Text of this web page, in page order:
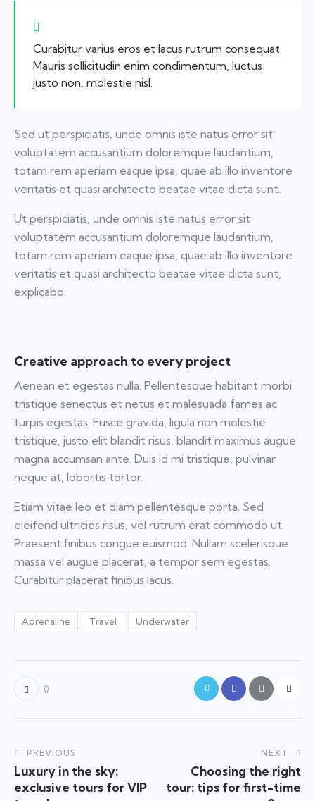
Curabitur varius eros et lacus rutrum consequat.
Mauris sollicitudin enim condimentum, luctus
justo non, molestie nisl.
Sed ut perspiciatis, unde omnis iste natus error sit
voluptatem accusantium doloremque laudantium,
totam rem aperiam eaque ipsa, quae ab illo inventore
veritatis et quasi architecto beatae vitae dicta sunt.
Ut perspiciatis, unde omnis iste natus error sit
voluptatem accusantium doloremque laudantium,
totam rem aperiam eaque ipsa, quae ab illo inventore
veritatis et quasi architecto beatae vitae dicta sunt,
explicabo.
Creative approach to every project
Aenean et egestas nulla. Pellentesque habitant morbi
tristique senectus et netus et malesuada fames ac
turpis egestas. Fusce gravida, ligula non molestie
tristique, justo elit blandit risus, blandit maximus augue
magna accumsan ante. Duis id mi tristique, pulvinar
neque at, lobortis tortor.
Etiam vitae leo et diam pellentesque porta. Sed
eleifend ultricies risus, vel rutrum erat commodo ut.
Praesent finibus congue euismod. Nullam scelerisque
massa vel augue placerat, a tempor sem egestas.
Curabitur placerat finibus lacus.
Adrenaline Travel Underwater
0
PREVIOUS
Luxury in the sky:
exclusive tours for VIP
NEXT
Choosing the right
tour: tips for first-time